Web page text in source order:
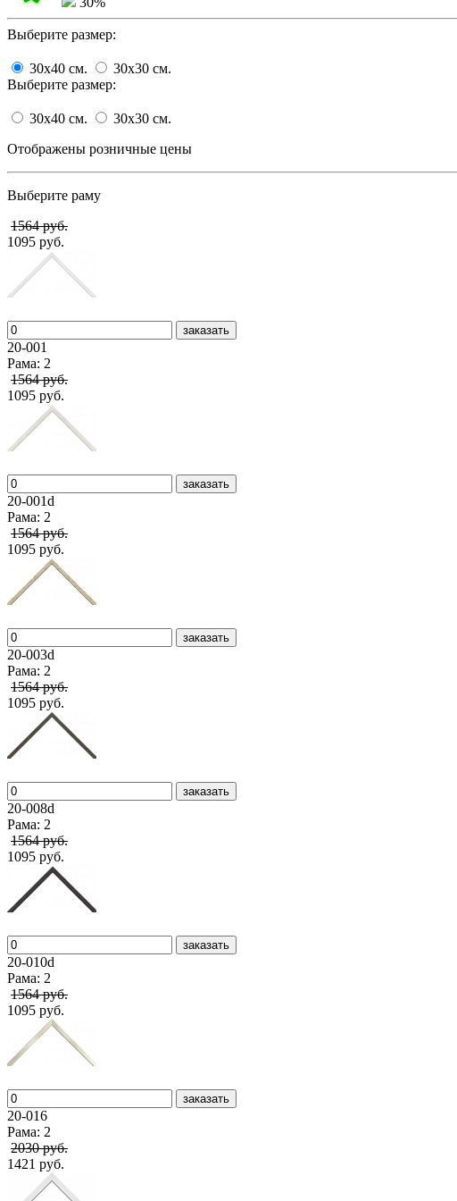
Выберите размер:
30x40 cм. 30x30 cм.
Выберите размер:
30x40 cм. 30x30 cм.
Отображены розничные цены
Выберите раму
1564 руб.
1095 руб.
заказать
20-001
Рама: 2
1564 руб.
1095 руб.
заказать
20-001d
Рама: 2
1564 руб.
1095 руб.
заказать
20-003d
Рама: 2
1564 руб.
1095 руб.
заказать
20-008d
Рама: 2
1564 руб.
1095 руб.
заказать
20-010d
Рама: 2
1564 руб.
1095 руб.
заказать
20-016
Рама: 2
2030 руб.
1421 руб.